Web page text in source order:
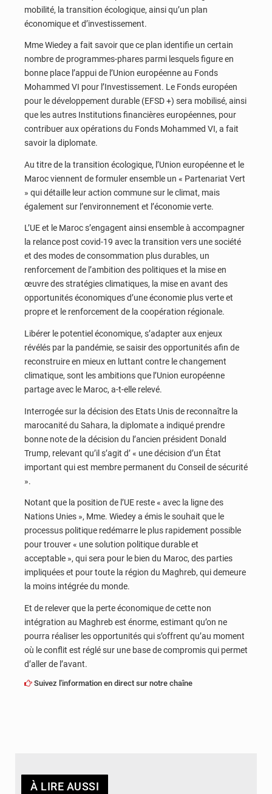
mobilité, la transition écologique, ainsi qu’un plan
économique et d’investissement.
Mme Wiedey a fait savoir que ce plan identifie un certain
nombre de programmes-phares parmi lesquels figure en
bonne place l’appui de l’Union européenne au Fonds
Mohammed VI pour l’Investissement. Le Fonds européen
pour le développement durable (EFSD +) sera mobilisé, ainsi
que les autres Institutions financières européennes, pour
contribuer aux opérations du Fonds Mohammed VI, a fait
savoir la diplomate.
Au titre de la transition écologique, l’Union européenne et le
Maroc viennent de formuler ensemble un « Partenariat Vert
» qui détaille leur action commune sur le climat, mais
également sur l’environnement et l’économie verte.
L’UE et le Maroc s’engagent ainsi ensemble à accompagner
la relance post covid-19 avec la transition vers une société
et des modes de consommation plus durables, un
renforcement de l’ambition des politiques et la mise en
œuvre des stratégies climatiques, la mise en avant des
opportunités économiques d’une économie plus verte et
propre et le renforcement de la coopération régionale.
Libérer le potentiel économique, s’adapter aux enjeux
révélés par la pandémie, se saisir des opportunités afin de
reconstruire en mieux en luttant contre le changement
climatique, sont les ambitions que l’Union européenne
partage avec le Maroc, a-t-elle relevé.
Interrogée sur la décision des Etats Unis de reconnaître la
marocanité du Sahara, la diplomate a indiqué prendre
bonne note de la décision du l’ancien président Donald
Trump, relevant qu’il s’agit d’ « une décision d’un État
important qui est membre permanent du Conseil de sécurité
».
Notant que la position de l’UE reste « avec la ligne des
Nations Unies », Mme. Wiedey a émis le souhait que le
processus politique redémarre le plus rapidement possible
pour trouver « une solution politique durable et
acceptable », qui sera pour le bien du Maroc, des parties
impliquées et pour toute la région du Maghreb, qui demeure
la moins intégrée du monde.
Et de relever que la perte économique de cette non
intégration au Maghreb est énorme, estimant qu’on ne
pourra réaliser les opportunités qui s’offrent qu’au moment
où le conflit est réglé sur une base de compromis qui permet
d’aller de l’avant.
Suivez l'information en direct sur notre chaîne
À LIRE AUSSI